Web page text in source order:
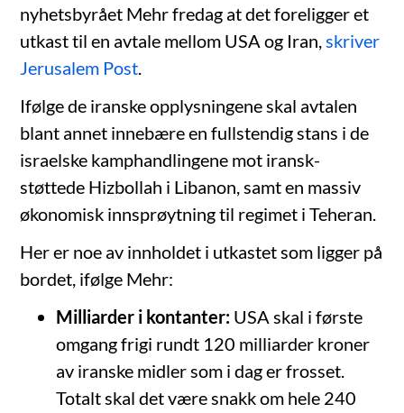
nyhetsbyrået Mehr fredag at det foreligger et
utkast til en avtale mellom USA og Iran,skriver
Jerusalem Post.
Ifølge de iranske opplysningene skal avtalen
blant annet innebære en fullstendig stans i de
israelske kamphandlingene mot iransk-
støttede Hizbollah i Libanon, samt en massiv
økonomisk innsprøytning til regimet i Teheran.
Her er noe av innholdet i utkastet som ligger på
bordet, ifølge Mehr:
Milliarder i kontanter: USA skal i første
omgang frigi rundt 120 milliarder kroner
av iranske midler som i dag er frosset.
Totalt skal det være snakk om hele 240